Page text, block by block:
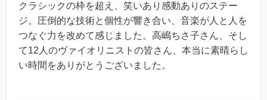
クラシックの枠を超え、笑いあり感動ありのステー
ジ。圧倒的な技術と個性が響き合い、音楽が人と人を
つなぐ力を改めて感じました。高嶋ちさ子さん、そし
て12人のヴァイオリニストの皆さん、本当に素晴らし
い時間をありがとうございました。